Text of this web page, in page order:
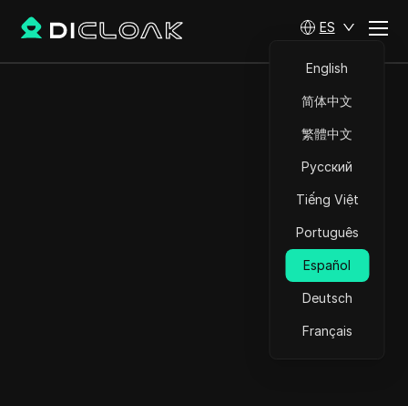
ES
English
简体中文
繁體中文
Русский
Tiếng Việt
Português
Español
Deutsch
Français